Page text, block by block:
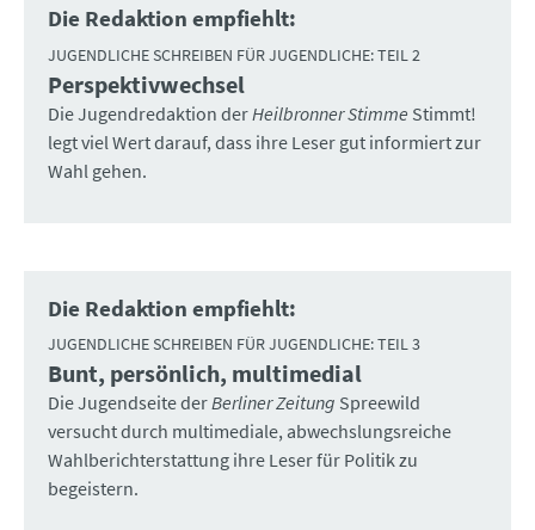
Die Redaktion empfiehlt:
JUGENDLICHE SCHREIBEN FÜR JUGENDLICHE: TEIL 2
:Perspektivwechsel
Die Jugendredaktion der Heilbronner Stimme Stimmt!
legt viel Wert darauf, dass ihre Leser gut informiert zur
Wahl gehen.
Die Redaktion empfiehlt:
JUGENDLICHE SCHREIBEN FÜR JUGENDLICHE: TEIL 3
:Bunt, persönlich, multimedial
Die Jugendseite der Berliner Zeitung Spreewild
versucht durch multimediale, abwechslungsreiche
Wahlberichterstattung ihre Leser für Politik zu
begeistern.